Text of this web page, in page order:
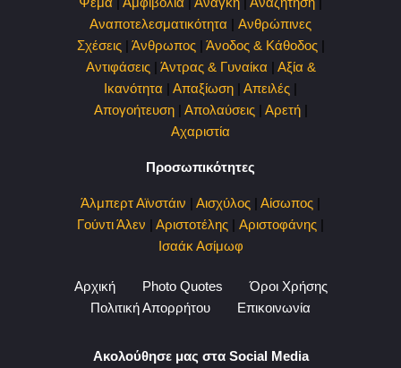
Αναποτελεσματικότητα | Ανθρώπινες
Σχέσεις| Άνθρωπος| Άνοδος & Κάθοδος|
Αντιφάσεις| Άντρας & Γυναίκα | Αξία &
Ικανότητα | Απαξίωση | Απειλές |
Απογοήτευση| Απολαύσεις| Αρετή|
Αχαριστία
Προσωπικότητες
Άλμπερτ Αϊνστάιν | Αισχύλος | Αίσωπος |
Γούντι Άλεν | Αριστοτέλης | Αριστοφάνης |
Ισαάκ Ασίμωφ
Αρχική Photo Quotes
Όροι Χρήσης
Πολιτική Απορρήτου
Επικοινωνία
Ακολούθησε μας στα Social Media